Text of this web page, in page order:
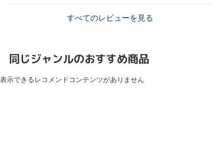
すべてのレビューを見る
同じジャンルのおすすめ商品
表示できるレコメンドコンテンツがありません